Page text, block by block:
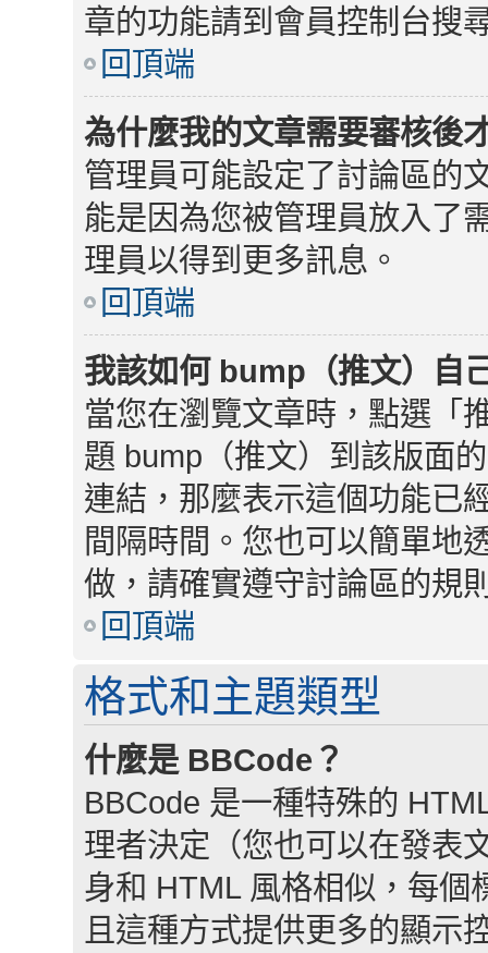
章的功能請到會員控制台搜
回頂端
為什麼我的文章需要審核後
管理員可能設定了討論區的
能是因為您被管理員放入了
理員以得到更多訊息。
回頂端
我該如何 bump（推文）自
當您在瀏覽文章時，點選「
題 bump（推文）到該版面
連結，那麼表示這個功能已
間隔時間。您也可以簡單地
做，請確實遵守討論區的規
回頂端
格式和主題類型
什麼是 BBCode？
BBCode 是一種特殊的
理者決定（您也可以在發表
身和 HTML 風格相似，每個
且這種方式提供更多的顯示